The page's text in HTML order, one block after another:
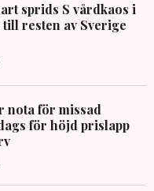
sprids S vårdkaos i
resten av Sverige
nota för missad
för höjd prislapp